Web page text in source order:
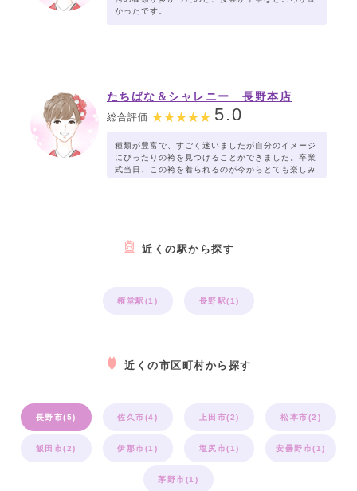
かったです。
たちばな＆シャレニー 長野本店
総合評価 5.0
種類が豊富で、すごく迷いましたが自分のイメージ
にぴったりの袴を見つけることができました。卒業
式当日、この袴を着られるのが今からとても楽しみ
近くの駅から探す
権堂駅(1) 長野駅(1)
近くの市区町村から探す
長野市(5) 佐久市(4) 上田市(2) 松本市(2)
飯田市(2) 伊那市(1) 塩尻市(1) 安曇野市(1)
茅野市(1)